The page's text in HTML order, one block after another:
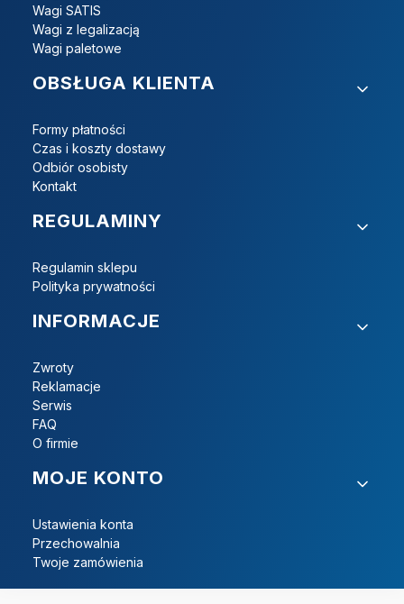
Wagi SATIS
Wagi z legalizacją
Wagi paletowe
OBSŁUGA KLIENTA
Formy płatności
Czas i koszty dostawy
Odbiór osobisty
Kontakt
REGULAMINY
Regulamin sklepu
Polityka prywatności
INFORMACJE
Zwroty
Reklamacje
Serwis
FAQ
O firmie
MOJE KONTO
Ustawienia konta
Przechowalnia
Twoje zamówienia